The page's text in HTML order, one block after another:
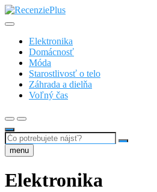
Skip
to
RecenziePlus.sk
Recenzie a testy nezávisle od
Elektronika
Domácnosť
Móda
Starostlivosť o telo
Záhrada a dielňa
Voľný čas
Search
…menu
Elektronika